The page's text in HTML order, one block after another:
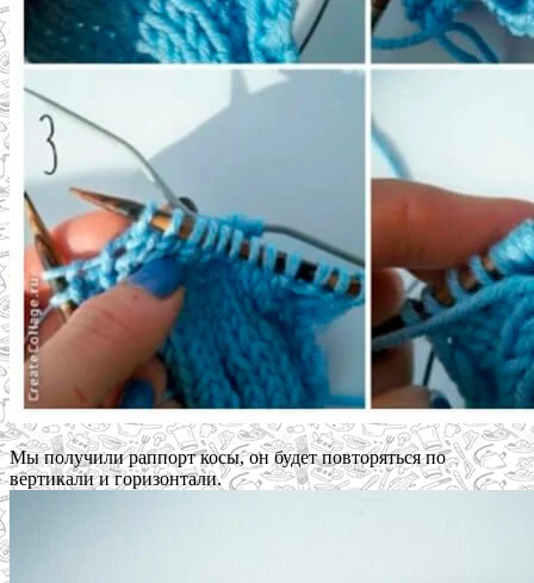
Мы получили раппорт косы, он будет повторяться по
вертикали и горизонтали.